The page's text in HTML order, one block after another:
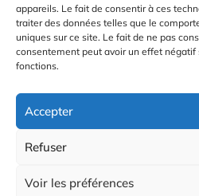
appareils. Le fait de consentir à ces
traiter des données telles que le
uniques sur ce site. Le fait de ne pas
consentement peut avoir un effet
fonctions.
Accepter
Refuser
Voir les préférences
plaques de cuivre sur epoxy
imprimés…
t
Logiciels FAO : Openbuild Cams
https://cam.openbuilds.com/ ,